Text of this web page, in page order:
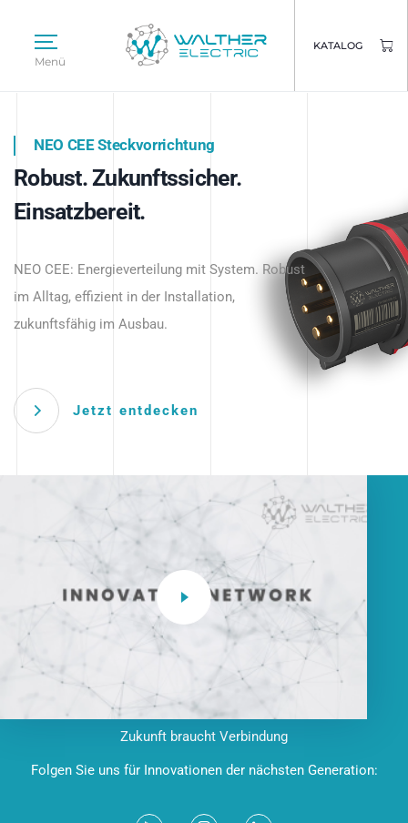
Menü
KATALOG
Intelligente Stromverteilung
beginnt hier.
NEO CEE Steckvorrichtung
Robust. Zukunftssicher.
Einsatzbereit.
NEO CEE: Energieverteilung mit System. Robust
im Alltag, effizient in der Installation,
zukunftsfähig im Ausbau.
Jetzt entdecken
Intelligenz trifft Energie.
Anwendungen – robust, IP-geschützt und
zukunftsfähig.
Zukunft braucht Verbindung
Folgen Sie uns für Innovationen der nächsten Generation: